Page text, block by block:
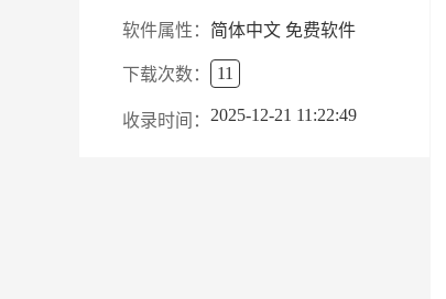
软件属性： 简体中文 免费软件
下载次数： 11
收录时间： 2025-12-21 11:22:49